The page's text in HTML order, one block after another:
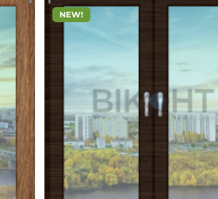
NEW!